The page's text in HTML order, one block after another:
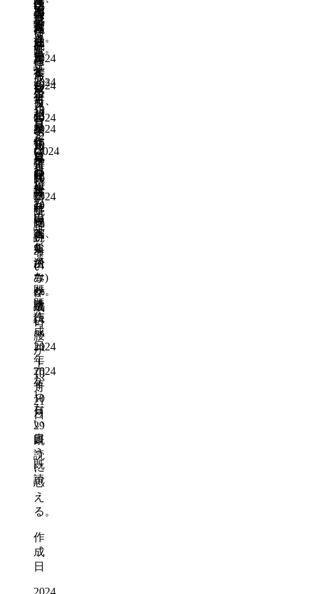
ー
ジ
で
す。
作
成
日
2024
年
11
月
1
日
既
読
い
作
成
日
2024
年
11
月
1
日
既
読
の
見
直
し
と
い
っ
た
き
っ
か
け
が
な
い
と、
な
か
な
か
重
い
腰
が
上
が
ら
な
い
よ
う
に
思
え
る。
作
成
日
2024
運
営
に
資
す
る
も
の
作
成
日
2024
年
10
月
31
日
既
読
既
読
事
業
効
果
と
し
て、
相
乗
効
果
を
生
み
出
す
イ
メ
ー
ジ。
作
成
日
2024
年
10
月
29
日
既
読
作
成
日
2024
年
10
月
29
日
(2024
年
10
月
29
日
編
集
済
み)
既
読
い
こ
と。
作
成
日
2024
年
10
月
25
日
既
読
24
日
既
読
作
成
日
2024
年
10
月
22
日
既
読
正
直
な
と
こ
ろ、
イ
メ
ー
ジ
を
持
ち
き
れ
て
い
な
い
作
成
日
2024
年
10
月
21
日
既
読